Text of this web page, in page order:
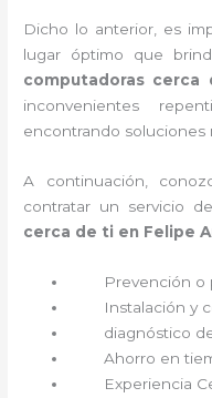
Dicho lo anterior, es
lugar óptimo que
computadoras
inconvenientes
encontrando soluciones
A continuación,
contratar un servicio de
cerca de ti en Felipe
Prevención o
Instalación y
diagnóstico
Ahorro en
Experiencia